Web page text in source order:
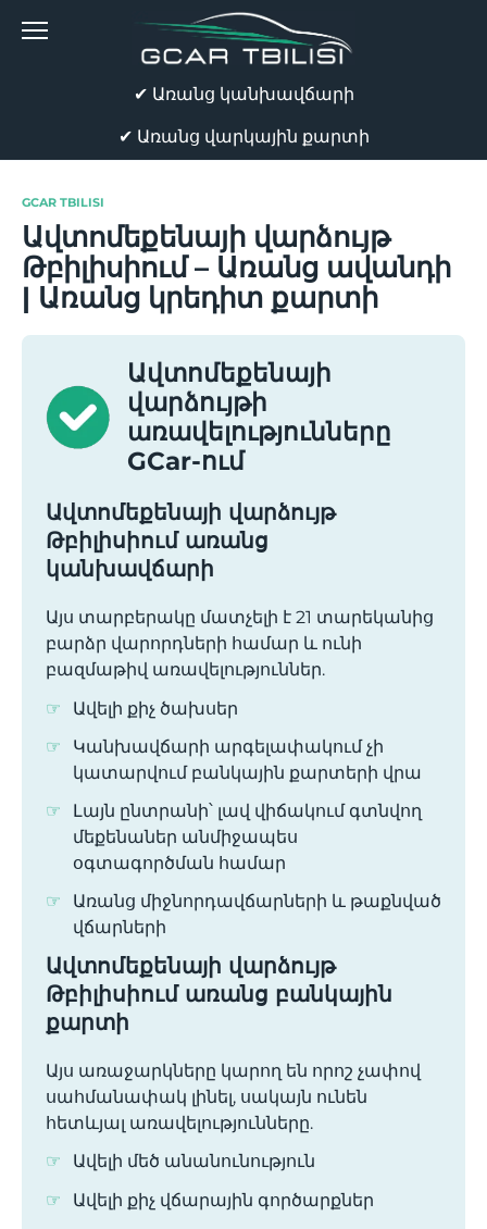
✔ Առանց կանխավճարի
✔ Առանց վարկային քարտի
GCAR TBILISI
Ավտոմեքենայի վարձույթ
Թբիլիսիում – Առանց ավանդի
| Առանց կրեդիտ քարտի
Ավտոմեքենայի
վարձույթի
առավելությունները
GCar-ում
Ավտոմեքենայի վարձույթ
Թբիլիսիում առանց
կանխավճարի
Այս տարբերակը մատչելի է 21 տարեկանից
բարձր վարորդների համար և ունի
բազմաթիվ առավելություններ.
Ավելի քիչ ծախսեր
Կանխավճարի արգելափակում չի
կատարվում բանկային քարտերի վրա
Լայն ընտրանի՝ լավ վիճակում գտնվող
մեքենաներ անմիջապես
օգտագործման համար
Առանց միջնորդավճարների և թաքնված
վճարների
Ավտոմեքենայի վարձույթ
Թբիլիսիում առանց բանկային
քարտի
Այս առաջարկները կարող են որոշ չափով
սահմանափակ լինել, սակայն ունեն
հետևյալ առավելությունները.
Ավելի մեծ անանունություն
Ավելի քիչ վճարային գործարքներ